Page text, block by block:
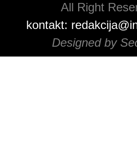
All Right
kontakt:
Designed by